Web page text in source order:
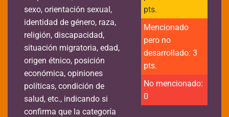
sexo, orientación sexual,
identidad de género, raza,
religión, discapacidad,
situación migratoria, edad,
origen étnico, posición
económica, opiniones
políticas, condición de
salud, etc., indicando si
confirma que la categoría
pts.
Mencionado
pero no
desarrollado: 3
pts.
No mencionado:
0